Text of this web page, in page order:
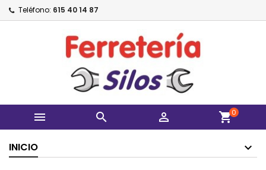
Teléfono: 615 40 14 87
   shopping_cart0
INICIO